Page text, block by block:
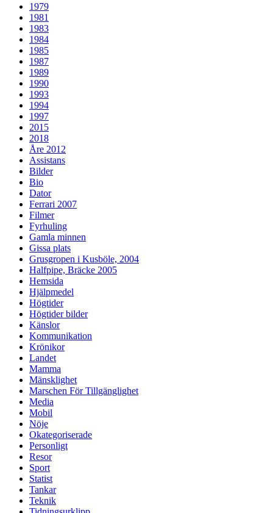
1979
1981
1983
1984
1985
1987
1989
1990
1993
1994
1997
2015
2018
Åre 2012
Assistans
Bilder
Bio
Dator
Ferrari 2007
Filmer
Fyrhuling
Gamla minnen
Gissa plats
Grusgropen i Kusböle, 2004
Halfpipe, Bräcke 2005
Hemsida
Hjälpmedel
Högtider
Högtider bilder
Känslor
Kommunikation
Krönikor
Landet
Mamma
Mänsklighet
Marschen För Tillgänglighet
Media
Mobil
Nöje
Okategoriserade
Personligt
Resor
Sport
Statist
Tankar
Teknik